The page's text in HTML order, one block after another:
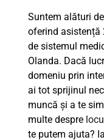
Suntem alături
oferind asistență
de sistemul
Olanda. Dacă
domeniu prin
ai tot sprijinul
muncă și a te
multe despre
te putem ajuta? Ia